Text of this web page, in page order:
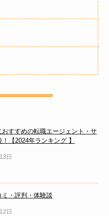
すすめの転職エージェント・サ
【2024年ランキング 】
日
・評判・体験談
日